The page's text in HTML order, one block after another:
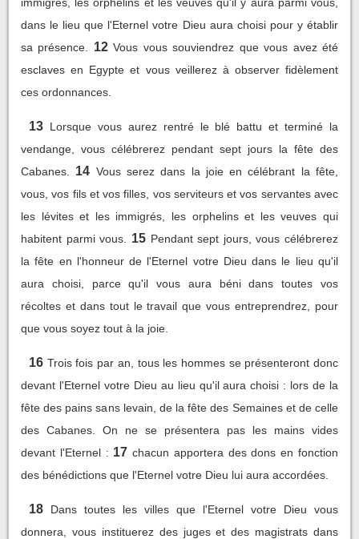
dans le lieu que l'Eternel votre Dieu aura choisi pour y établir
sa présence.
12 Vous vous souviendrez que vous avez été
esclaves en Egypte et vous veillerez à observer fidèlement
ces ordonnances.
13 Lorsque vous aurez rentré le blé battu et terminé la
vendange, vous célébrerez pendant sept jours la fête des
Cabanes.
14 Vous serez dans la joie en célébrant la fête,
vous, vos fils et vos filles, vos serviteurs et vos servantes avec
les lévites et les immigrés, les orphelins et les veuves qui
habitent parmi vous.
15 Pendant sept jours, vous célébrerez
la fête en l'honneur de l'Eternel votre Dieu dans le lieu qu'il
aura choisi, parce qu'il vous aura béni dans toutes vos
récoltes et dans tout le travail que vous entreprendrez, pour
que vous soyez tout à la joie.
16 Trois fois par an, tous les hommes se présenteront donc
devant l'Eternel votre Dieu au lieu qu'il aura choisi : lors de la
fête des pains sans levain, de la fête des Semaines et de celle
des Cabanes. On ne se présentera pas les mains vides
devant l'Eternel : 17 chacun apportera des dons en fonction
des bénédictions que l'Eternel votre Dieu lui aura accordées.
18
Dans toutes les villes que l'Eternel votre Dieu vous
donnera, vous instituerez des juges et des magistrats dans